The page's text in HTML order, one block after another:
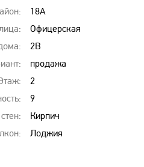
18А
Офицерская
2В
продажа
2
9
Кирпич
Лоджия